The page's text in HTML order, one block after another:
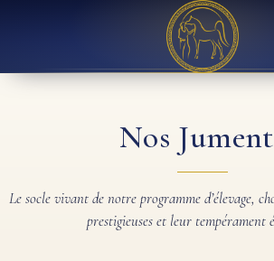
Nos
Le socle vivant de notre programme d’élevage,
prestigieuses et leur tempérament